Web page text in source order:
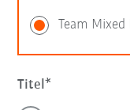
Team Mixed
Titel